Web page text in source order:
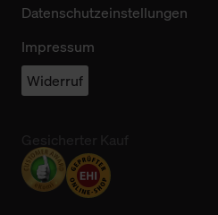
Datenschutzeinstellungen
Impressum
Widerruf